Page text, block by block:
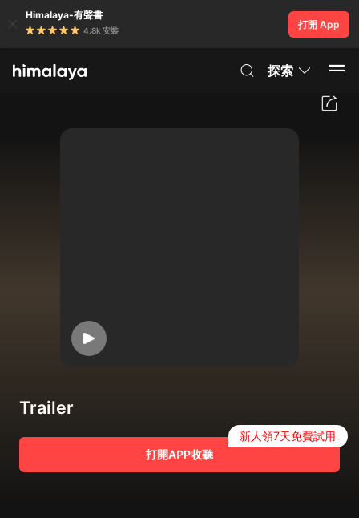
Himalaya-有聲書
4.8k 安裝
打開 App
探索
Trailer
打開APP收聽
新人領7天免費試用